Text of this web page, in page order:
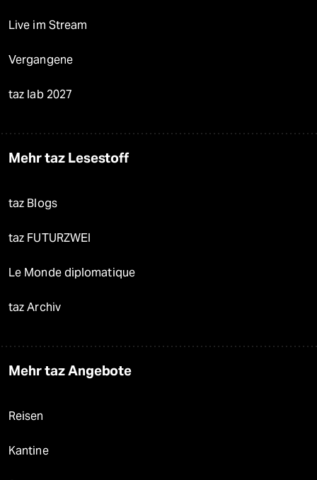
Live im Stream
Vergangene
taz lab 2027
Mehr taz Lesestoff
taz Blogs
taz FUTURZWEI
Le Monde diplomatique
taz Archiv
Mehr taz Angebote
Reisen
Kantine